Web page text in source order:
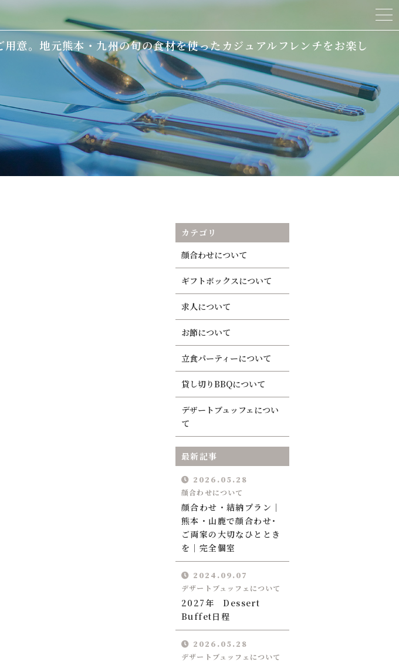
意。地元熊本・九州の旬の食材を使ったカジュアルフレンチをお楽し
お電話での受付
0968-41-5219
受付時間：7:00～21:00
ネット予約（auto reserve）
auto reserve
カテゴリ
顔合わせについて
ギフトボックスについて
求人について
お節について
立食パーティーについて
貸し切りBBQについて
デザートブュッフェについ
て
最新記事
2026.05.28
顔合わせについて
顔合わせ・結納プラン｜
熊本・山鹿で顔合わせ･
ご両家の大切なひととき
を｜完全個室
2024.09.07
デザートブュッフェについて
2027年 Dessert
Buffet日程
2026.05.28
デザートブュッフェについて